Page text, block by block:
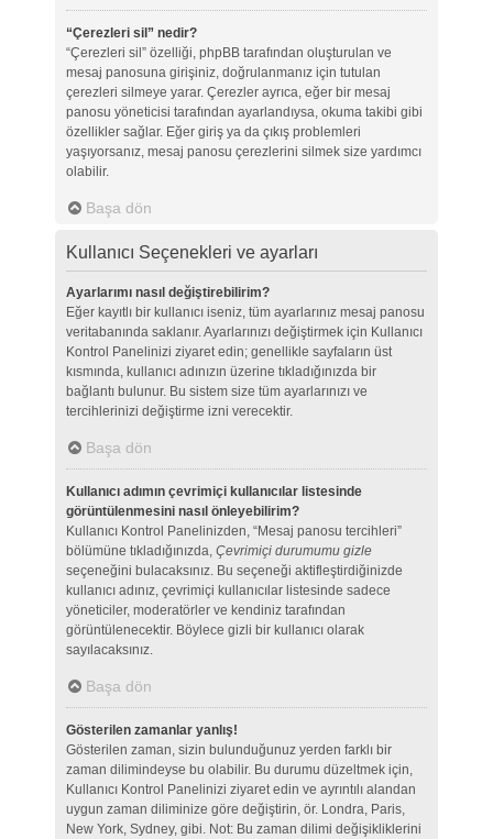
“Çerezleri sil” nedir?
“Çerezleri sil” özelliği, phpBB tarafından oluşturulan ve
mesaj panosuna girişiniz, doğrulanmanız için tutulan
çerezleri silmeye yarar. Çerezler ayrıca, eğer bir mesaj
panosu yöneticisi tarafından ayarlandıysa, okuma takibi gibi
özellikler sağlar. Eğer giriş ya da çıkış problemleri
yaşıyorsanız, mesaj panosu çerezlerini silmek size yardımcı
olabilir.
Başa dön
Kullanıcı Seçenekleri ve ayarları
Ayarlarımı nasıl değiştirebilirim?
Eğer kayıtlı bir kullanıcı iseniz, tüm ayarlarınız mesaj panosu
veritabanında saklanır. Ayarlarınızı değiştirmek için Kullanıcı
Kontrol Panelinizi ziyaret edin; genellikle sayfaların üst
kısmında, kullanıcı adınızın üzerine tıkladığınızda bir
bağlantı bulunur. Bu sistem size tüm ayarlarınızı ve
tercihlerinizi değiştirme izni verecektir.
Başa dön
Kullanıcı adımın çevrimiçi kullanıcılar listesinde
görüntülenmesini nasıl önleyebilirim?
Kullanıcı Kontrol Panelinizden, “Mesaj panosu tercihleri”
bölümüne tıkladığınızda, Çevrimiçi durumumu gizle
seçeneğini bulacaksınız. Bu seçeneği aktifleştirdiğinizde
kullanıcı adınız, çevrimiçi kullanıcılar listesinde sadece
yöneticiler, moderatörler ve kendiniz tarafından
görüntülenecektir. Böylece gizli bir kullanıcı olarak
sayılacaksınız.
Başa dön
Gösterilen zamanlar yanlış!
Gösterilen zaman, sizin bulunduğunuz yerden farklı bir
zaman dilimindeyse bu olabilir. Bu durumu düzeltmek için,
Kullanıcı Kontrol Panelinizi ziyaret edin ve ayrıntılı alandan
uygun zaman diliminize göre değiştirin, ör. Londra, Paris,
New York, Sydney, gibi. Not: Bu zaman dilimi değişikliklerini